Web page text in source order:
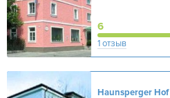
6
1 отзыв
Haunsperger Hof